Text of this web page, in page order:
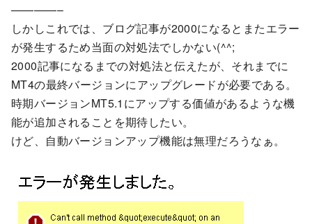
————–
しかしこれでは、ブログ記事が2000になるとまたエラー
が発生するため当面の対処法でしかない(^^;
2000記事になるまでの対処法と伝えたが、それまでに
MT4の最終バージョンにアップグレードが必要である。
時期バージョンMT5.1にアップする価値があるような機
能が追加されることを期待したい。
けど、自動バージョンアップ機能は無理だろうなぁ。